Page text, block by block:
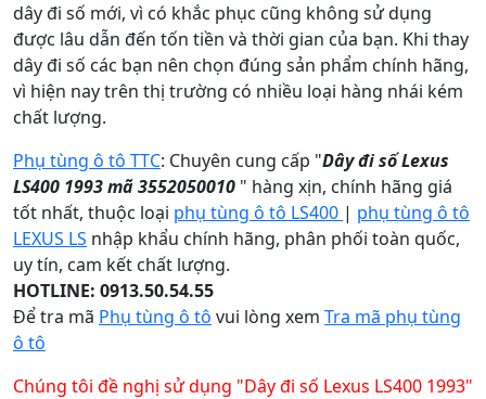
dây đi số mới, vì có khắc phục cũng không sử dụng
được lâu dẫn đến tốn tiền và thời gian của bạn. Khi thay
dây đi số các bạn nên chọn đúng sản phẩm chính hãng,
vì hiện nay trên thị trường có nhiều loại hàng nhái kém
chất lượng.
Phụ tùng ô tô TTC: Chuyên cung cấp "Dây đi số Lexus
LS400 1993 mã 3552050010 " hàng xịn, chính hãng giá
tốt nhất, thuộc loại phụ tùng ô tô LS400 | phụ tùng ô tô
LEXUS LS nhập khẩu chính hãng, phân phối toàn quốc,
uy tín, cam kết chất lượng.
HOTLINE: 0913.50.54.55
Để tra mã Phụ tùng ô tô vui lòng xem Tra mã phụ tùng
ô tô
Chúng tôi đề nghị sử dụng "Dây đi số Lexus LS400 1993"